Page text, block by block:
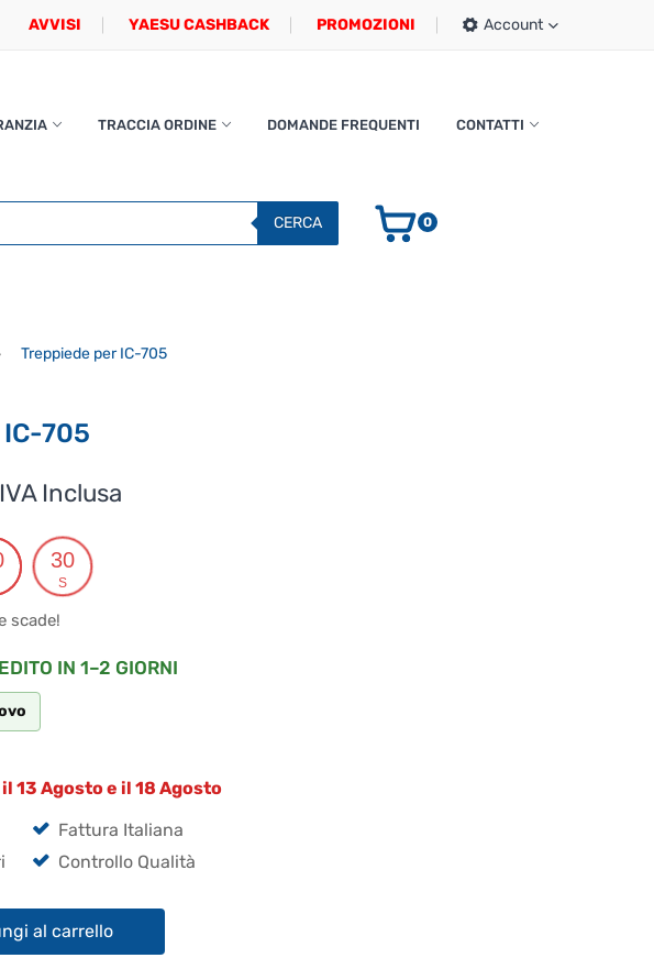
AVVISI YAESU CASHBACK PROMOZIONI Account
TRACCIA ORDINE DOMANDE FREQUENTI CONTATTI
CERCA 0
Treppiede per IC-705
705
Il
prezzo
Il
prezzo
IVA Inclusa
29
S
scade!
IN 1–2 GIORNI
13 Agosto e il 18 Agosto
Fattura Italiana
Controllo Qualità
al carrello